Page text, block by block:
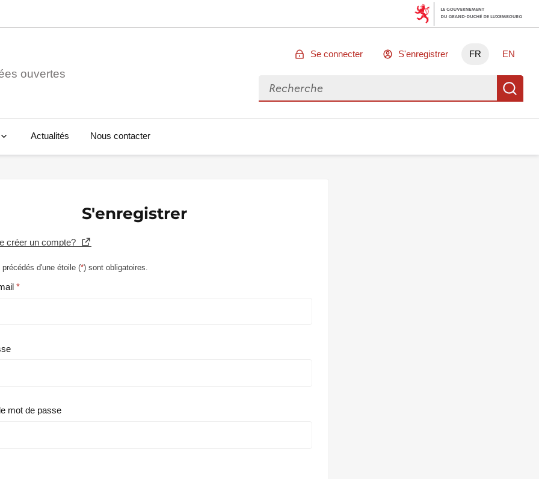
ouvertes
Se connecter S'enregistrer FR EN
Rechercher des données
Actualités Nous contacter
S'enregistrer
créer un compte?
d'une étoile (*) sont obligatoires.
mot de passe